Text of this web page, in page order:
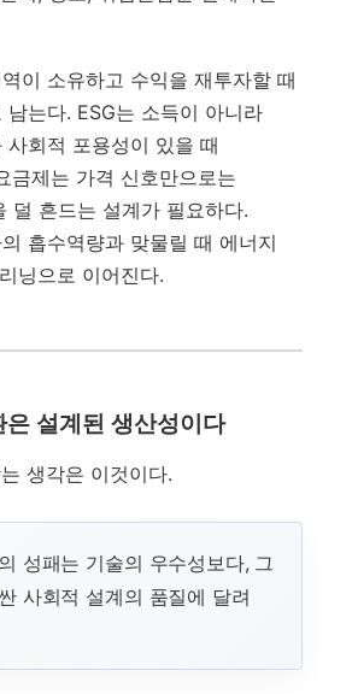
이 소유하고 수익을 재투자할 때
남는다. ESG는 소득이 아니라
사회적 포용성이 있을 때
금제는 가격 신호만으로는
덜 흔드는 설계가 필요하다.
흡수역량과 맞물릴 때 에너지
닝으로 이어진다.
은 설계된 생산성이다
생각은 이것이다.
성패는 기술의 우수성보다, 그
사회적 설계의 품질에 달려